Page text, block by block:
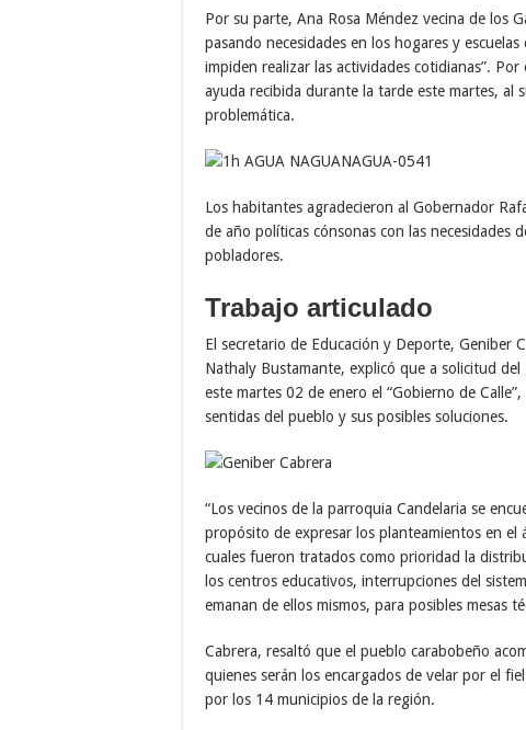
Por su parte, Ana Rosa Méndez vecina de los
pasando necesidades en los hogares y
impiden realizar las actividades cotidianas”.
ayuda recibida durante la tarde este martes, al
problemática.
Los habitantes agradecieron al Gobernador
de año políticas cónsonas con las necesidades
pobladores.
Trabajo articulado
El secretario de Educación y Deporte, Geniber
Nathaly Bustamante, explicó que a solicitud
este martes 02 de enero el “Gobierno de
sentidas del pueblo y sus posibles soluciones.
“Los vecinos de la parroquia Candelaria se
propósito de expresar los planteamientos en
cuales fueron tratados como prioridad la
los centros educativos, interrupciones del
emanan de ellos mismos, para posibles mesas
Cabrera, resaltó que el pueblo carabobeño
quienes serán los encargados de velar por el
por los 14 municipios de la región.